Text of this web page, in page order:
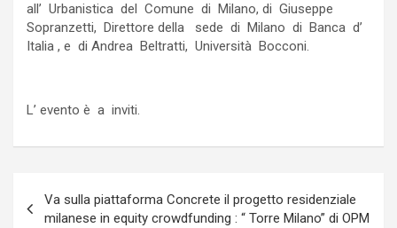
all’ Urbanistica del Comune di Milano, di Giuseppe
Sopranzetti, Direttore della sede di Milano di Banca d’
Italia , e di Andrea Beltratti, Università Bocconi.
L’ evento è a inviti.
articoli
Va sulla piattaforma Concrete il progetto residenziale
milanese in equity crowdfunding : “ Torre Milano” di OPM